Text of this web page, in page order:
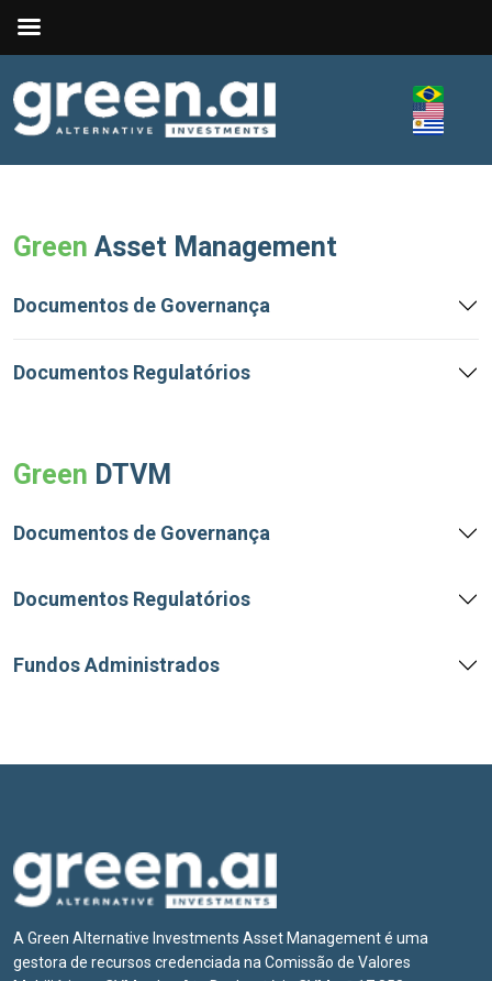
Green Asset Management
Documentos de Governança
Documentos Regulatórios
Green DTVM
Documentos de Governança
Documentos Regulatórios
Fundos Administrados
A Green Alternative Investments Asset Management é uma
gestora de recursos credenciada na Comissão de Valores